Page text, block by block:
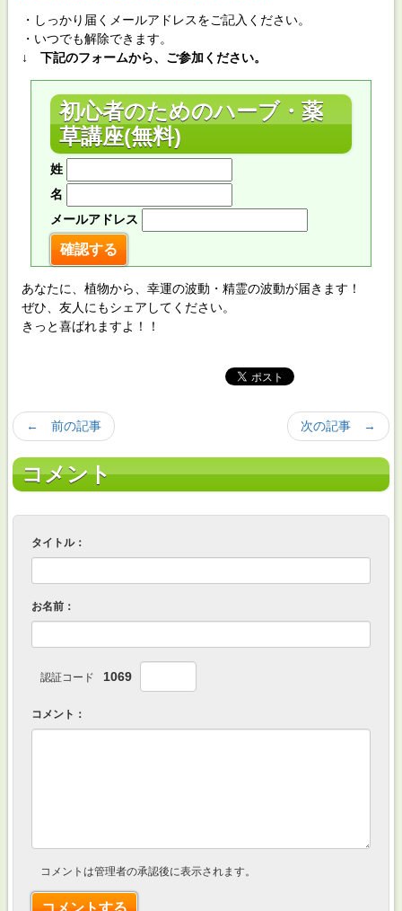
・しっかり届くメールアドレスをご記入ください。
・いつでも解除できます。
↓ 下記のフォームから、ご参加ください。
初心者のためのハーブ・薬
草講座(無料)
姓
名
メールアドレス
あなたに、植物から、幸運の波動・精霊の波動が届きます！
ぜひ、友人にもシェアしてください。
きっと喜ばれますよ！！
次の記事 →
← 前の記事
コメント
タイトル：
お名前：
認証コード 1069
コメント：
コメントは管理者の承認後に表示されます。